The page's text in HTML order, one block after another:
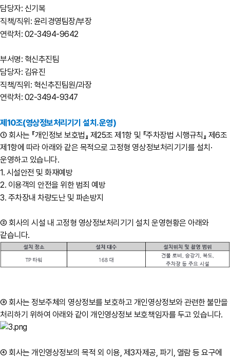
담당자: 신기복
직책/직위: 윤리경영팀장/부장
연락처: 02-3494-9642
부서명: 혁신추진팀
담당자: 김유진
직책/직위: 혁신추진팀원/과장
연락처: 02-3494-9347
제10조(영상정보처리기기 설치․운영)
① 회사는 『개인정보 보호법』 제25조 제1항 및 『주차장법 시행규칙』 제6조
제1항에 따라 아래와 같은 목적으로 고정형 영상정보처리기기를 설치·
운영하고 있습니다.
1. 시설안전 및 화재예방
2. 이용객의 안전을 위한 범죄 예방
3. 주차장내 차량도난 및 파손방지
② 회사의 시설 내 고정형 영상정보처리기기 설치 운영현황은 아래와
같습니다.
③ 회사는 정보주체의 영상정보를 보호하고 개인영상정보와 관련한 불만을
처리하기 위하여 아래와 같이 개인영상정보 보호책임자를 두고 있습니다.
④ 회사는 개인영상정보의 목적 외 이용, 제3자제공, 파기, 열람 등 요구에